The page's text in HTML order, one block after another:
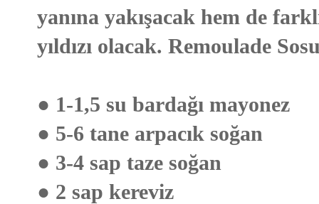
yanına yakışacak hem de
yıldızı olacak. Remoulade
● 1-1,5 su bardağı mayonez
● 5-6 tane arpacık soğan
● 3-4 sap taze soğan
● 2 sap kereviz